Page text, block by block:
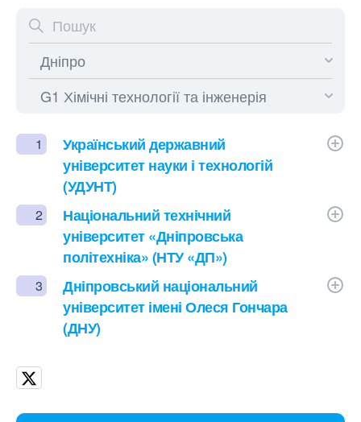
1
Український державний
університет науки і технологій
(УДУНТ)
2
Національний технічний
університет «Дніпровська
політехніка» (НТУ «ДП»)
3
Дніпровський національний
університет імені Олеся Гончара
(ДНУ)